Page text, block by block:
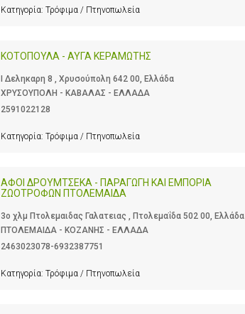
Κατηγορία: Τρόφιμα / Πτηνοπωλεία
ΚΟΤΟΠΟΥΛΑ - ΑΥΓΑ ΚΕΡΑΜΩΤΗΣ
Ι Δεληκαρη 8 , Χρυσούπολη 642 00, Ελλάδα
ΧΡΥΣΟΥΠΟΛΗ - ΚΑΒΑΛΑΣ - ΕΛΛΑΔΑ
2591022128
Κατηγορία: Τρόφιμα / Πτηνοπωλεία
ΑΦΟΙ ΔΡΟΥΜΤΣΕΚΑ - ΠΑΡΑΓΩΓΗ ΚΑΙ ΕΜΠΟΡΙΑ
ΖΩΟΤΡΟΦΩΝ ΠΤΟΛΕΜΑΙΔΑ
3ο χλμ Πτολεμαιδας Γαλατειας , Πτολεμαΐδα 502 00, Ελλάδα
ΠΤΟΛΕΜΑΙΔΑ - ΚΟΖΑΝΗΣ - ΕΛΛΑΔΑ
2463023078-6932387751
Κατηγορία: Τρόφιμα / Πτηνοπωλεία